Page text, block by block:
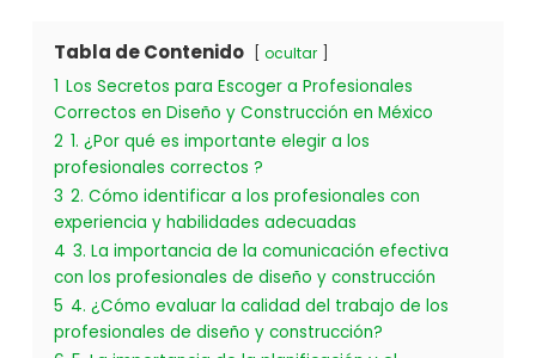
Tabla de Contenido ocultar
1 Los Secretos para Escoger a Profesionales
Correctos en Diseño y Construcción en México
2 1. ¿Por qué es importante elegir a los
profesionales correctos ?
3 2. Cómo identificar a los profesionales con
experiencia y habilidades adecuadas
4 3. La importancia de la comunicación efectiva
con los profesionales de diseño y construcción
5 4. ¿Cómo evaluar la calidad del trabajo de los
profesionales de diseño y construcción?